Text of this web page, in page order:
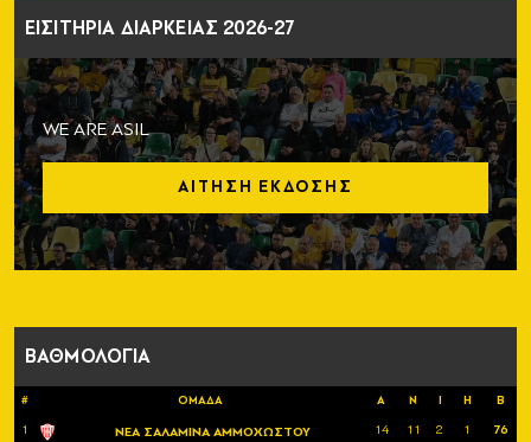
ΕΙΣΙΤΗΡΙΑ ΔΙΑΡΚΕΙΑΣ 2026-27
WE ARE ASIL
ΑΙΤΗΣΗ ΕΚΔΟΣΗΣ
ΒΑΘΜΟΛΟΓΙΑ
# ΟΜΑΔΑ Α Ν Ι Η Β
1 ΝΕΑ ΣΑΛΑΜΙΝΑ ΑΜΜΟΧΩΣΤΟΥ 14 11 2 1
76